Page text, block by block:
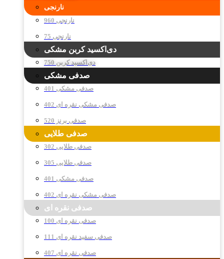
نارنجی
نارنجی 960
نارنجی 75
دی‌اکسید کربن مشکی
دی‌اکسید کربن 750
صدفی مشکی
صدفی مشکی 401
صدفی مشکی نقره ای 402
صدفی برنز 520
صدفی طلایی
صدفی طلایی 302
صدفی طلایی 305
صدفی مشکی 401
صدفی مشکی نقره ای 402
صدفی نقره ای
صدفی نقره ای 100
صدفی سفید نقره ای 111
صدفی نقره ای 407